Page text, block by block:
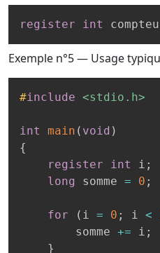
register int
Exemple n°5 — Usage
#include <stdio.h>
int main ( void )
{
register
int i ;
long
somme = 0 ;
for ( i = 0 ; i <
        somme
+= i ;
}